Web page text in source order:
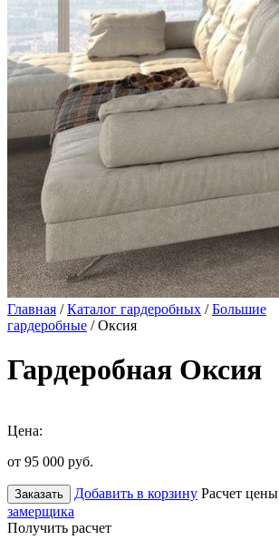
Главная /Каталог гардеробных /Большие
гардеробные / Оксия
Гардеробная Оксия
Цена:
от 95 000 руб.
Заказать Добавить в корзину Расчет цены
замерщика
Получить расчет